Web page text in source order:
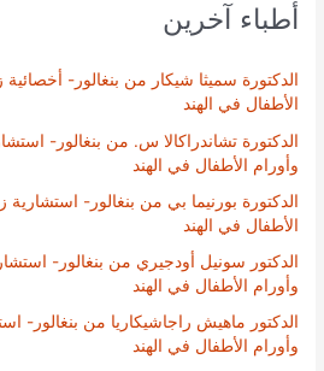
أطباء آخرين
الدكتورة سميثا شيكار من بنغالور-
الأطفال في الهند
الدكتورة تشاندراكالا س. من بنغالور-
وأورام الأطفال في الهند
الدكتورة بورنيما بي من بنغالور- استشارية
الأطفال في الهند
الدكتور سونيل أودجيري من بنغالور-
وأورام الأطفال في الهند
الدكتور ماهيش راجاشيكاريا من بنغالور-
وأورام الأطفال في الهند